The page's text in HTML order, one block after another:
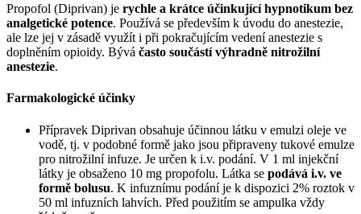
Propofol (Diprivan) je rychle a krátce účinkující hypnotikum bez
analgetické potence. Používá se především k úvodu do anestezie,
ale lze jej v zásadě využít i při pokračujícím vedení anestezie s
doplněním opioidy. Bývá často součástí výhradně nitrožilní
anestezie.
Farmakologické účinky
Přípravek Diprivan obsahuje účinnou látku v emulzi oleje ve
vodě, tj. v podobné formě jako jsou připraveny tukové emulze
pro nitrožilní infuze. Je určen k i.v. podání. V 1 ml injekční
látky je obsaženo 10 mg propofolu. Látka se podává i.v. ve
formě bolusu. K infuznímu podání je k dispozici 2% roztok v
50 ml infuzních lahvích. Před použitím se ampulka vždy